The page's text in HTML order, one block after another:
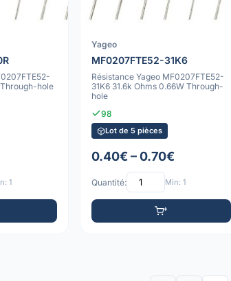
hole
1
Yageo
MF0207FTE52-31K6
Résistance Yageo MF0207FTE52-
31K6 31.6k Ohms 0.66W Through-
hole
98
Lot de 5 pièces
0.40€ – 0.70€
Quantité: Min: 1